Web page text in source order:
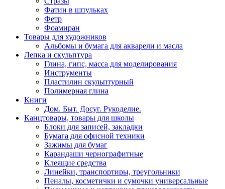
Фатин в шпульках
Фетр
Фоамиран
Товары для художников
Альбомы и бумага для акварели и масла
Лепка и скульптура
Глина, гипс, масса для моделирования
Инструменты
Пластилин скульптурный
Полимерная глина
Книги
Дом. Быт. Досуг. Рукоделие.
Канцтовары, товары для школы
Блоки для записей, закладки
Бумага для офисной техники
Зажимы для бумаг
Карандаши чернографитные
Клеящие средства
Линейки, транспортиры, треугольники
Пеналы, косметички и сумочки универсальные